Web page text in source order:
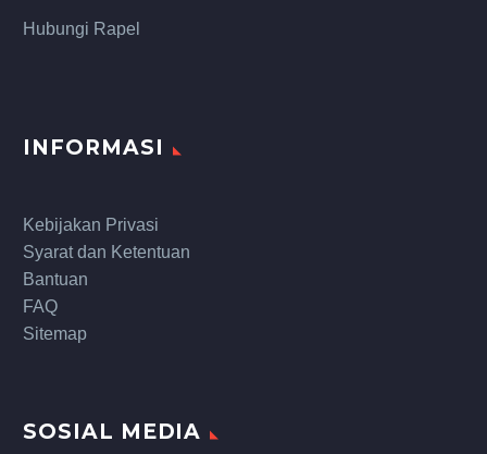
Hubungi Rapel
INFORMASI
Kebijakan Privasi
Syarat dan Ketentuan
Bantuan
FAQ
Sitemap
SOSIAL MEDIA